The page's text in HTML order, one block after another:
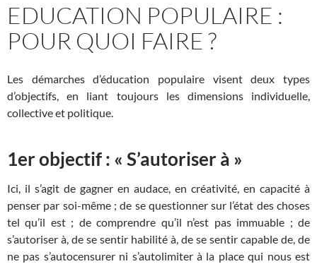
EDUCATION POPULAIRE :
POUR QUOI FAIRE ?
Les démarches d’éducation populaire visent deux types
d’objectifs, en liant toujours les dimensions individuelle,
collective et politique.
1er objectif : « S’autoriser à »
Ici, il s’agit de gagner en audace, en créativité, en capacité à
penser par soi-même ; de se questionner sur l’état des choses
tel qu’il est ; de comprendre qu’il n’est pas immuable ; de
s’autoriser à, de se sentir habilité à, de se sentir capable de, de
ne pas s’autocensurer ni s’autolimiter à la place qui nous est